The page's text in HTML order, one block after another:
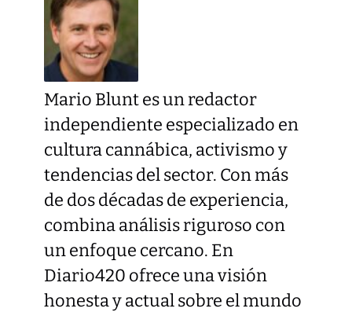
Mario Blunt es un redactor
independiente especializado en
cultura cannábica, activismo y
tendencias del sector. Con más
de dos décadas de experiencia,
combina análisis riguroso con
un enfoque cercano. En
Diario420 ofrece una visión
honesta y actual sobre el mundo